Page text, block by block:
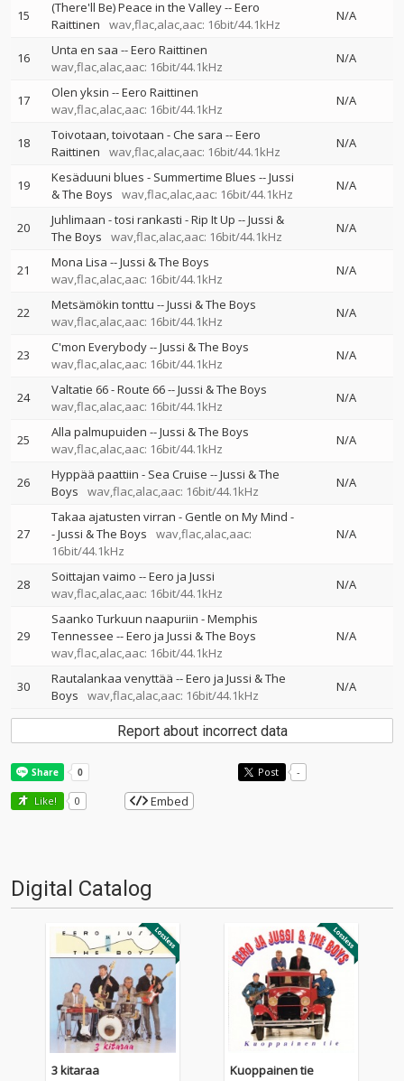
15 (There'll Be) Peace in the Valley--Eero
Raittinen
wav,flac,alac,aac: 16bit/44.1kHz
N/A
16 Unta en saa --Eero Raittinen
wav,flac,alac,aac: 16bit/44.1kHz
N/A
17 Olen yksin --Eero Raittinen
wav,flac,alac,aac: 16bit/44.1kHz
N/A
18 Toivotaan, toivotaan - Che sara --Eero
Raittinen
wav,flac,alac,aac: 16bit/44.1kHz
N/A
19 Kesäduuni blues - Summertime Blues --Jussi
& The Boys
wav,flac,alac,aac: 16bit/44.1kHz
N/A
20 Juhlimaan - tosi rankasti - Rip It Up --Jussi &
The Boys
wav,flac,alac,aac: 16bit/44.1kHz
N/A
21 Mona Lisa --Jussi & The Boys
wav,flac,alac,aac: 16bit/44.1kHz
N/A
22 Metsämökin tonttu --Jussi & The Boys
wav,flac,alac,aac: 16bit/44.1kHz
N/A
23 C'mon Everybody--Jussi & The Boys
wav,flac,alac,aac: 16bit/44.1kHz
N/A
24 Valtatie 66 - Route 66--Jussi & The Boys
wav,flac,alac,aac: 16bit/44.1kHz
N/A
25 Alla palmupuiden --Jussi & The Boys
wav,flac,alac,aac: 16bit/44.1kHz
N/A
26 Hyppää paattiin - Sea Cruise --Jussi & The
Boys
wav,flac,alac,aac: 16bit/44.1kHz
N/A
27
Takaa ajatusten virran - Gentle on My Mind -
-Jussi & The Boys
wav,flac,alac,aac:
16bit/44.1kHz
N/A
28 Soittajan vaimo --Eero ja Jussi
wav,flac,alac,aac: 16bit/44.1kHz
N/A
29
Saanko Turkuun naapuriin - Memphis
Tennessee --Eero ja Jussi & The Boys
wav,flac,alac,aac: 16bit/44.1kHz
N/A
30 Rautalankaa venyttää --Eero ja Jussi & The
Boys
wav,flac,alac,aac: 16bit/44.1kHz
N/A
Report about incorrect data
Post -
Like! 0 Embed
Digital Catalog
3 kitaraa Kuoppainen tie